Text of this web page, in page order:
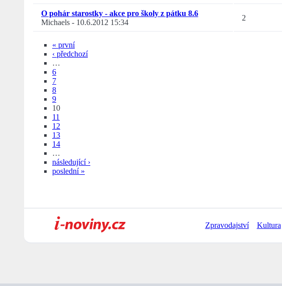
O pohár starostky - akce pro školy z pátku 8.6
Michaels - 10.6.2012 15:34
2
« první
‹ předchozí
…
6
7
8
9
10
11
12
13
14
…
následující ›
poslední »
Zpravodajství Kultura